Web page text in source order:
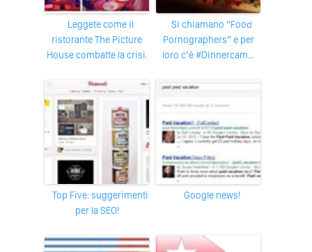
Leggete come il
ristorante The Picture
House combatte la crisi.
Si chiamano “Food
Pornographers” e per
loro c’è #Dinnercam…
Top Five: suggerimenti
per la SEO!
Google news!